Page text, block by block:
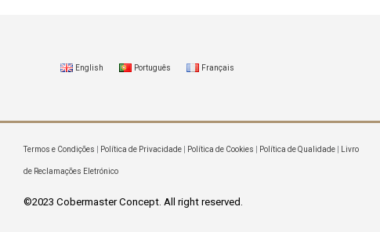
English Português Français
Termos e Condições Política de Privacidade Política de Cookies Política de Qualidade Livro
de Reclamações Eletrónico
©2023 Cobermaster Concept. All right reserved.